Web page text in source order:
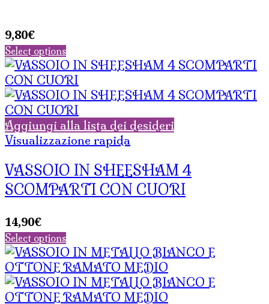
9,80€
Select options
Aggiungi alla lista dei desideri
Visualizzazione rapida
VASSOIO IN SHEESHAM 4
SCOMPARTI CON CUORI
14,90€
Select options